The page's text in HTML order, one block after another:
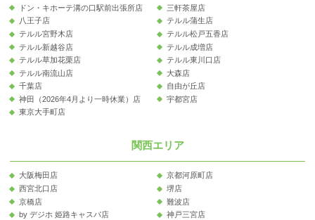
ドン・キホーテ溝の口駅前出張所店
三軒茶屋店
八王子店
テルル蒲生店
テルル宮野木店
テルル松戸五香店
テルル新越谷店
テルル成増店
テルル草加花栗店
テルル東川口店
テルル南流山店
大森店
千葉店
自由が丘店
神田（2026年4月より一時休業）店
宇都宮店
東京大手町店
関西エリア
大阪梅田店
京都河原町店
西宮北口店
堺店
京橋店
難波店
by デジホ 姫路キャスパ店
神戸三宮店